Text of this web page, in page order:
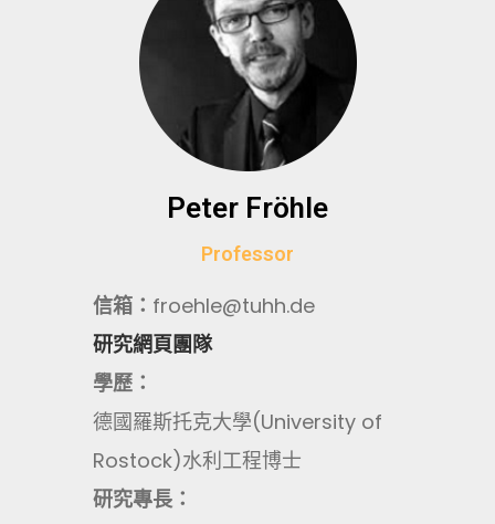
Peter Fröhle
Professor
信箱： froehle@tuhh.de
研究網頁團隊
學歷：
德國羅斯托克大學(University of
Rostock)水利工程博士
研究專長：